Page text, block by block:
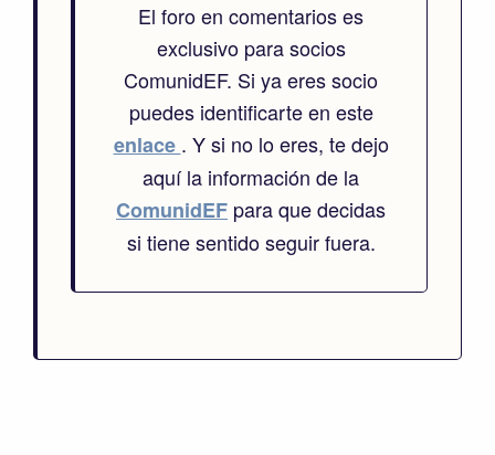
El foro en comentarios es
exclusivo para socios
ComunidEF. Si ya eres socio
puedes identificarte en este
enlace . Y si no lo eres, te dejo
aquí la información de la
ComunidEF para que decidas
si tiene sentido seguir fuera.